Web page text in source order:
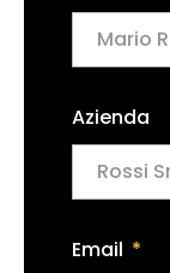
Azienda
Email